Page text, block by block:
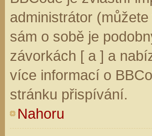
administrátor
sám o sobě je
závorkách [ a ] a
více informací o
stránku přispívání.
Nahoru